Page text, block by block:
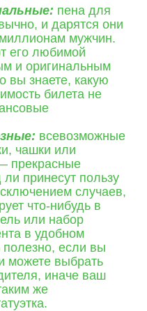
пена для
и дарятся они
мужчин.
его любимой
и оригинальным
вы знаете, какую
билета не
всевозможные
чашки или
прекрасные
принесут пользу
случаев,
что-нибудь в
или набор
в удобном
если вы
можете выбрать
иначе ваш
же